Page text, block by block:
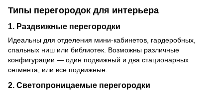
Типы перегородок для интерьера
1. Раздвижные перегородки
Идеальны для отделения мини-кабинетов, гардеробных,
спальных ниш или библиотек. Возможны различные
конфигурации — один подвижный и два стационарных
сегмента, или все подвижные.
2. Светопроницаемые перегородки